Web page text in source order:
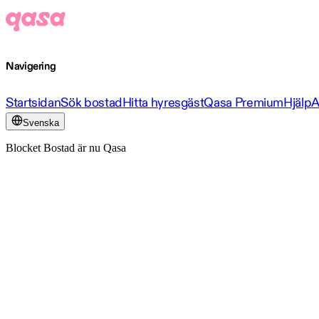
Navigering
StartsidanSök bostadHitta hyresgästQasa PremiumHjälp
Svenska
Blocket Bostad är nu Qasa